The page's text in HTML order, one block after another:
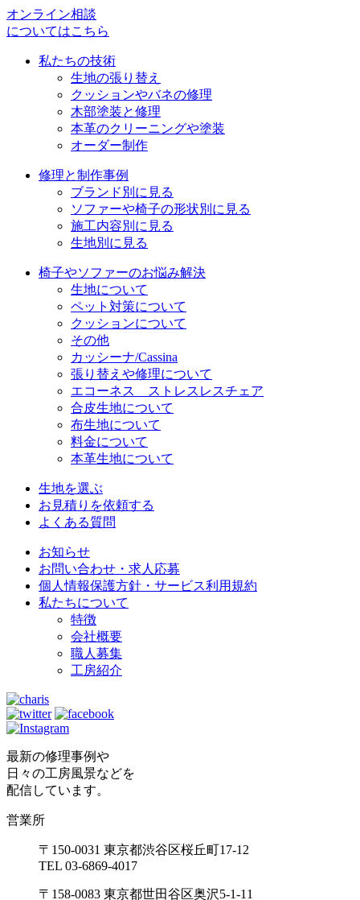
ー
オンライン相談
についてはこちら
私たちの技術
生地の張り替え
クッションやバネの修理
木部塗装と修理
本革のクリーニングや塗装
オーダー制作
修理と制作事例
ブランド別に見る
ソファーや椅子の形状別に見る
施工内容別に見る
生地別に見る
椅子やソファーのお悩み解決
生地について
ペット対策について
クッションについて
その他
カッシーナ/Cassina
張り替えや修理について
エコーネス ストレスレスチェア
合皮生地について
布生地について
料金について
本革生地について
生地を選ぶ
お見積りを依頼する
よくある質問
お知らせ
お問い合わせ・求人応募
個人情報保護方針・サービス利用規約
私たちについて
特徴
会社概要
職人募集
工房紹介
最新の修理事例や
日々の工房風景などを
配信しています。
営業所
〒150-0031 東京都渋谷区桜丘町17-12
TEL 03-6869-4017
〒158-0083 東京都世田谷区奥沢5-1-11